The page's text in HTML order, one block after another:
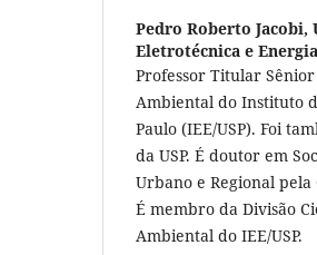
Pedro Roberto Jacobi,
Eletrotécnica e Energia
Professor Titular
Ambiental do Instituto
Paulo (IEE/USP). Foi
da USP. É doutor em
Urbano e Regional
É membro da Divisão
Ambiental do IEE/USP.